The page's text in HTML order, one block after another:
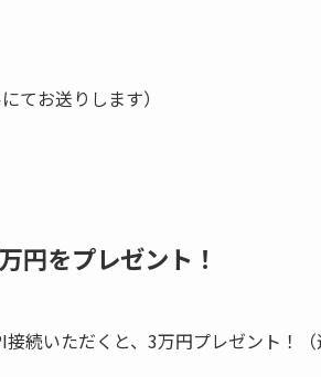
てお送りします）
円をプレゼント！
続いただくと、3万円プレゼント！（